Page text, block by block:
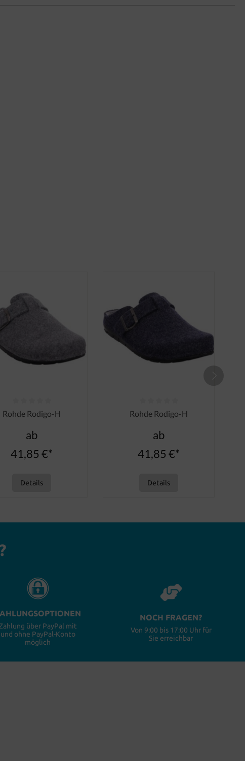
Bewertung von 0 von 5 Sternen
Rohde Rodigo-H
ab
41,85 €*
Details
Durchschnittliche Bewertung von 0
Rohde Rodigo-H
ab
41,85 €*
Details
über PayPal mit
und ohne PayPal-Konto
möglich
NOCH FRAGEN?
Von 9:00 bis 17:00 Uhr für
Sie erreichbar